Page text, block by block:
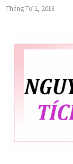
Tháng Tư 2, 2018